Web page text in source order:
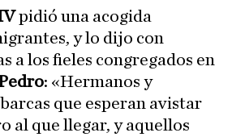
pidió una acogida
y lo dijo con
a los fieles congregados en
: «Hermanos y
que esperan avistar
al que llegar, y aquellos